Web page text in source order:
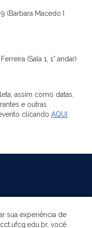
(Barbara Macedo I
(Sala 1, 1° andar)
assim como datas,
e outras
clicando AQUI
sua experiência de
você